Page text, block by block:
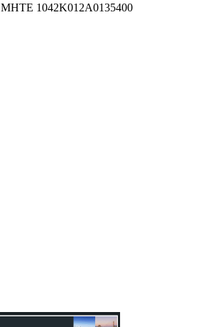
MHTE 1042K012A0135400